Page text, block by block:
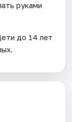
руками
до 14 лет